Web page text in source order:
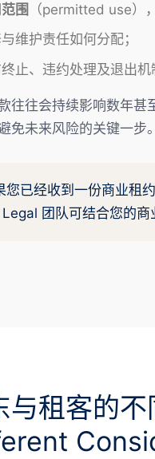
围 （permitted use）
维护责任如何分配；
止、违约处理及退出机
往往会持续影响数年甚
免未来风险的关键一步。
您已经收到一份商业租
团队可结合您的商
与租客的
a Lease
Drafting Matters